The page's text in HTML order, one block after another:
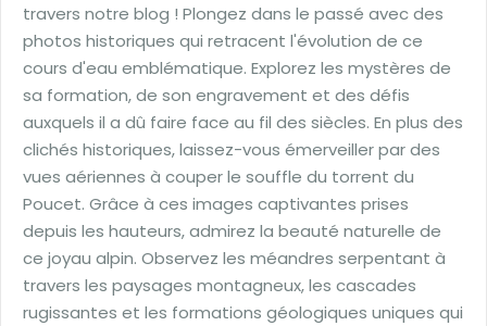
travers notre blog ! Plongez dans le passé avec des
photos historiques qui retracent l'évolution de ce
cours d'eau emblématique. Explorez les mystères de
sa formation, de son engravement et des défis
auxquels il a dû faire face au fil des siècles. En plus des
clichés historiques, laissez-vous émerveiller par des
vues aériennes à couper le souffle du torrent du
Poucet. Grâce à ces images captivantes prises
depuis les hauteurs, admirez la beauté naturelle de
ce joyau alpin. Observez les méandres serpentant à
travers les paysages montagneux, les cascades
rugissantes et les formations géologiques uniques qui